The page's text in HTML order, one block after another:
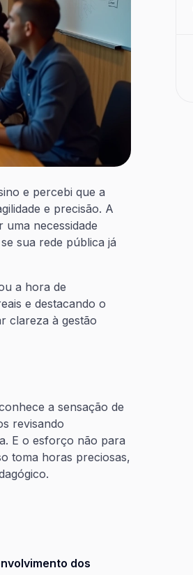
e percebi que a
e precisão. A
necessidade
sua rede pública já
a hora de
e destacando o
clareza à gestão
a sensação de
revisando
E o esforço não para
toma horas preciosas,
dos